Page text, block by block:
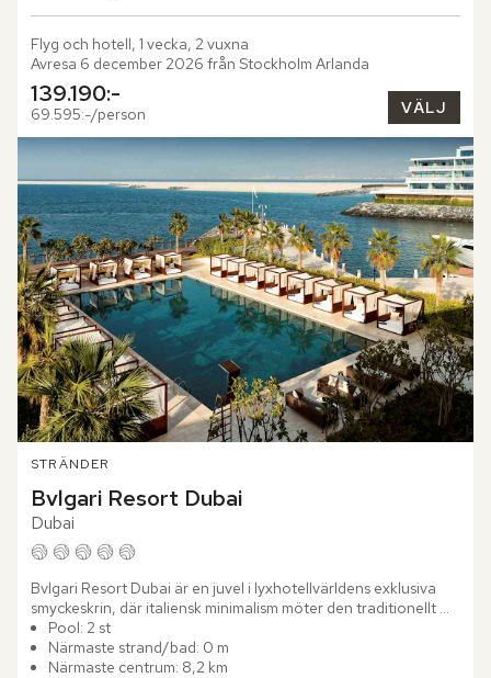
Flyg och hotell, 1 vecka, 2 vuxna
Avresa 6 december 2026 från Stockholm Arlanda
139.190:-
69.595:-/person VÄLJ
STRÄNDER
Bvlgari Resort Dubai
Dubai
Bvlgari Resort Dubai är en juvel i lyxhotellvärldens exklusiva
smyckeskrin, där italiensk minimalism möter den traditionellt
extravaganta Mellanöstern. Med sitt läge på en privat ö...
Pool: 2 st
Närmaste strand/bad: 0 m
Närmaste centrum: 8,2 km